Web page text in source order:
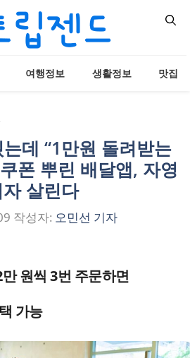
여행정보 생활정보 맛집
데 “1만원 돌려받는
폰 뿌린 배달앱, 자영
자 살린다
작성자: 오민선 기자
원씩 3번 주문하면
가능